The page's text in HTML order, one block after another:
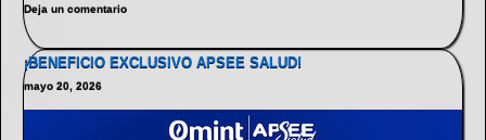
Deja un comentario
¡BENEFICIO EXCLUSIVO APSEE SALUD!
mayo 20, 2026